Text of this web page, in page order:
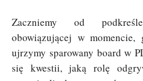
Zaczniemy od
obowiązującej w
ujrzymy sparowany board w
się kwestii, jaką rolę